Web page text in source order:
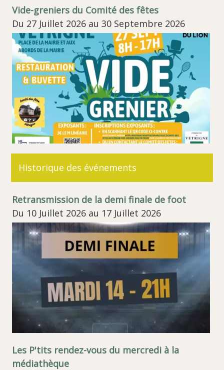
Vide-greniers du Comité des fêtes
Du 27 Juillet 2026 au 30 Septembre 2026
Historique des événements
Retransmission de la demi finale de foot
Du 10 Juillet 2026 au 17 Juillet 2026
Les P'tits rendez-vous du mercredi à la
médiathèque